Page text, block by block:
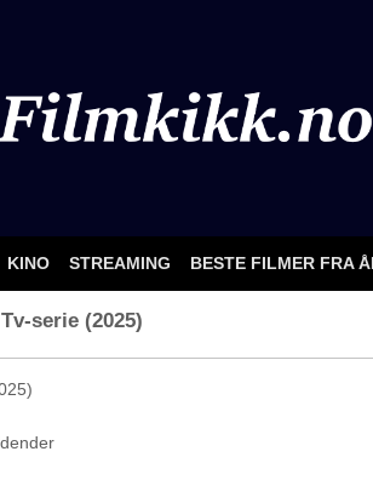
KINO STREAMING BESTE FILMER FRA
serie (2025)